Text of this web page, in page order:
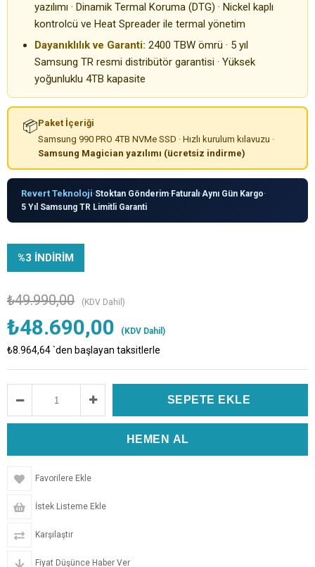
yazılımı · Dinamik Termal Koruma (DTG) · Nickel kaplı
kontrolcü ve Heat Spreader ile termal yönetim
Dayanıklılık ve Garanti: 2400 TBW ömrü · 5 yıl
Samsung TR resmi distribütör garantisi · Yüksek
yoğunluklu 4TB kapasite
📦Paket İçeriği
Samsung 990 PRO 4TB NVMe SSD · Hızlı kurulum kılavuzu ·
Samsung Magician yazılımı (ücretsiz indirme)
Revert Teknoloji·Stoktan Gönderim·Faturalı·Aynı Gün Kargo·
5 Yıl Samsung TR Limitli Garanti
%3 İNDIRIM
₺49.990,00 (KDV Dahil)
₺48.690,00 (KDV Dahil)
₺8.964,64`den başlayan taksitlerle
Favorilere Ekle
İstek Listeme Ekle
Karşılaştır
Fiyat Düşünce Haber Ver